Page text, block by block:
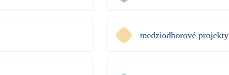
medziodborové projekty